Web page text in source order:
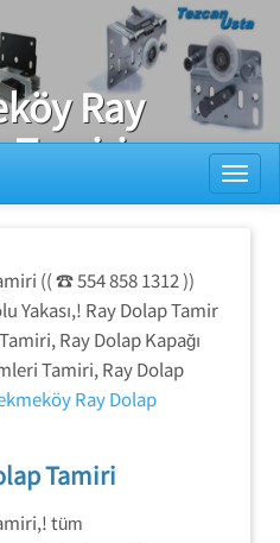
Ray
Tamiri
(( ☎️ 554 858 1312 ))
Yakası,! Ray Dolap Tamir
Ray Dolap Kapağı
Tamiri, Ray Dolap
Ray Dolap
Tamiri
tüm